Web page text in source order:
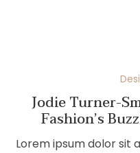
Jodie Turner-
Fashion’s
Lorem ipsum dolor sit